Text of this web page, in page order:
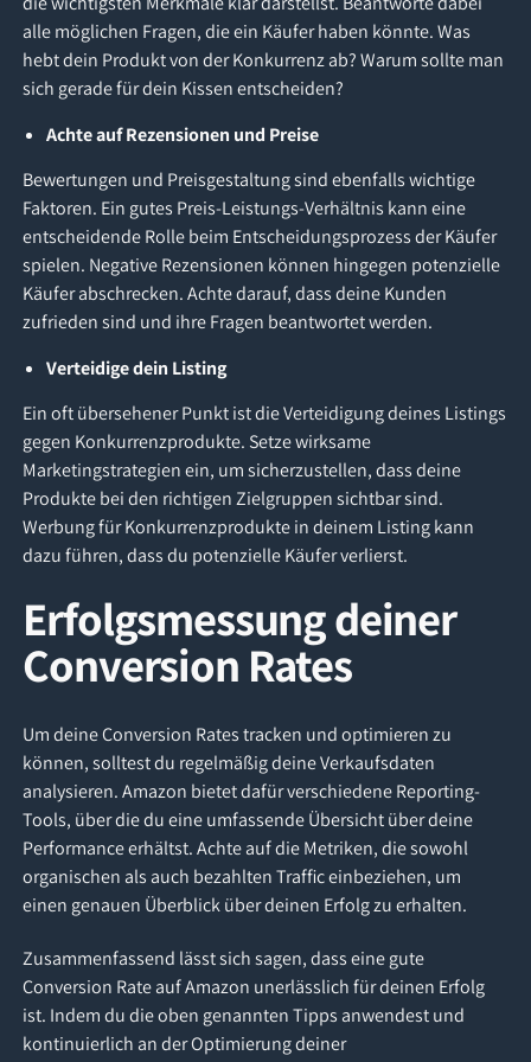
alle möglichen Fragen, die ein Käufer haben könnte. Was
hebt dein Produkt von der Konkurrenz ab? Warum sollte man
sich gerade für dein Kissen entscheiden?
Achte auf Rezensionen und Preise
Bewertungen und Preisgestaltung sind ebenfalls wichtige
Faktoren. Ein gutes Preis-Leistungs-Verhältnis kann eine
entscheidende Rolle beim Entscheidungsprozess der Käufer
spielen. Negative Rezensionen können hingegen potenzielle
Käufer abschrecken. Achte darauf, dass deine Kunden
zufrieden sind und ihre Fragen beantwortet werden.
Verteidige dein Listing
Ein oft übersehener Punkt ist die Verteidigung deines Listings
gegen Konkurrenzprodukte. Setze wirksame
Marketingstrategien ein, um sicherzustellen, dass deine
Produkte bei den richtigen Zielgruppen sichtbar sind.
Werbung für Konkurrenzprodukte in deinem Listing kann
dazu führen, dass du potenzielle Käufer verlierst.
Erfolgsmessung deiner
Conversion Rates
Um deine Conversion Rates tracken und optimieren zu
können, solltest du regelmäßig deine Verkaufsdaten
analysieren. Amazon bietet dafür verschiedene Reporting-
Tools, über die du eine umfassende Übersicht über deine
Performance erhältst. Achte auf die Metriken, die sowohl
organischen als auch bezahlten Traffic einbeziehen, um
einen genauen Überblick über deinen Erfolg zu erhalten.
Zusammenfassend lässt sich sagen, dass eine gute
Conversion Rate auf Amazon unerlässlich für deinen Erfolg
ist. Indem du die oben genannten Tipps anwendest und
kontinuierlich an der Optimierung deiner